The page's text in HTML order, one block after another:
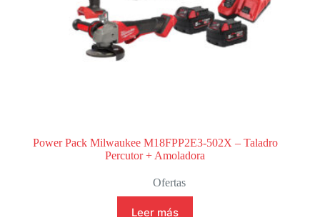
Power Pack Milwaukee M18FPP2E3-502X – Taladro
Percutor + Amoladora
Ofertas
Leer más